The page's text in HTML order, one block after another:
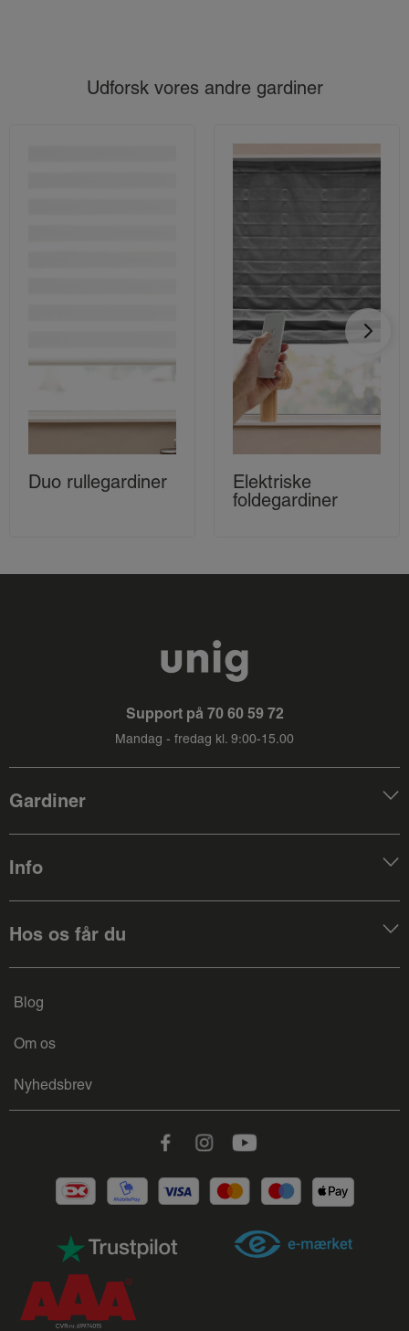
Udforsk vores andre gardiner
Duo rullegardiner
Elektriske
foldegardiner
Support på 70 60 59 72
Mandag - fredag kl. 9:00-15.00
Gardiner
Info
Hos os får du
Blog
Om os
Nyhedsbrev
FacebookInstagramYoutube